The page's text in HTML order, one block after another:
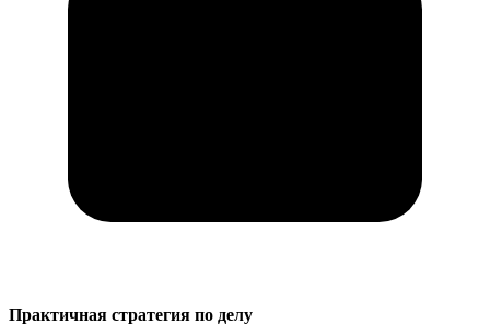
Практичная стратегия по делу